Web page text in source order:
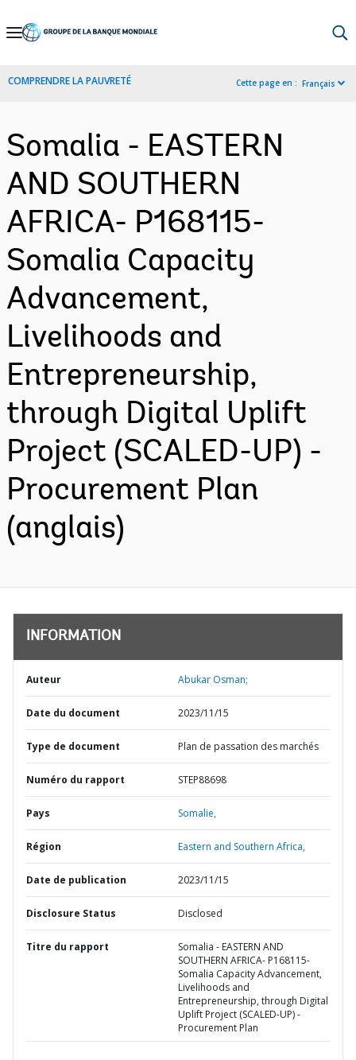
Skip
Navigation
COMPRENDRE LA PAUVRETÉ Cette page en : Français
Somalia - EASTERN
AND SOUTHERN
AFRICA- P168115-
Somalia Capacity
Advancement,
Livelihoods and
Entrepreneurship,
through Digital Uplift
Project (SCALED-UP) -
Procurement Plan
(anglais)
INFORMATION
Auteur Abukar Osman;
Date du document 2023/11/15
Type de document Plan de passation des marchés
Numéro du rapport STEP88698
Pays Somalie,
Région Eastern and Southern Africa,
Date de publication 2023/11/15
Disclosure Status Disclosed
Titre du rapport
Somalia - EASTERN AND
SOUTHERN AFRICA- P168115-
Somalia Capacity Advancement,
Livelihoods and
Entrepreneurship, through Digital
Uplift Project (SCALED-UP) -
Procurement Plan